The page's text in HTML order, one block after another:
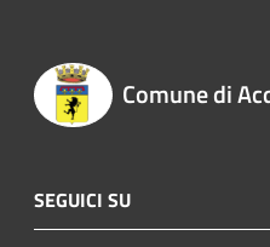
Comune di
SEGUICI SU